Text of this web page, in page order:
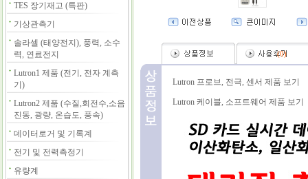
TES 장기재고 (특판)
기상관측기
솔라셀 (태양전지), 풍력, 소수
력, 연료전지
Lutron1 제품 (전기, 전자 계측
기)
Lutron2 제품 (수질,회전수,소음
진동, 광량, 온습도, 풍속)
데이터로거 및 기록계
전기 및 전력측정기
유량계
(0)
Lutron 프로브, 전극, 센서 제품 보기
Lutron 케이블, 소프트웨어 제품 보기